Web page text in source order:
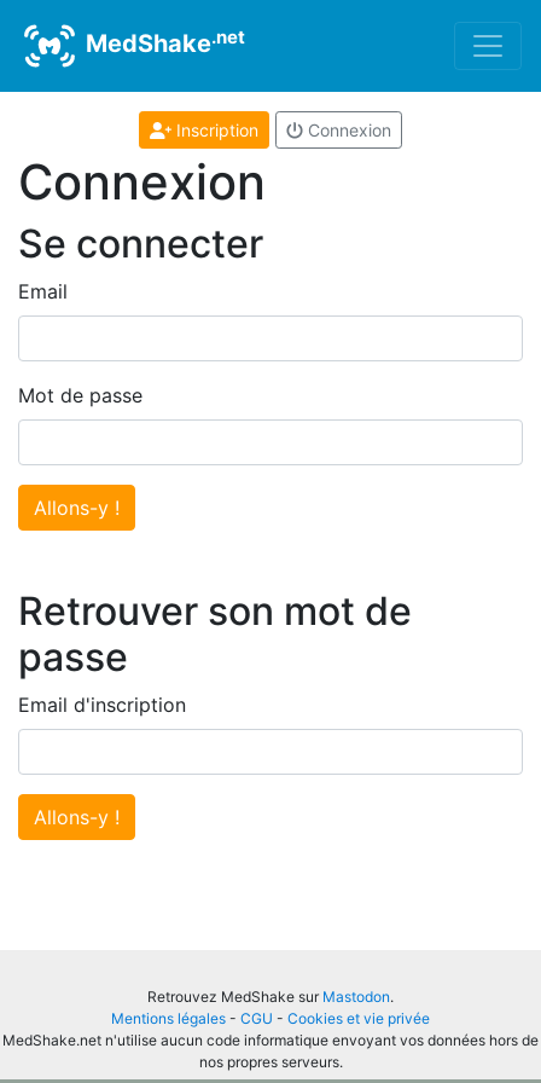
MedShake.net
Inscription Connexion
Connexion
Se connecter
Email
Mot de passe
Allons-y !
Retrouver son mot de
passe
Email d'inscription
Allons-y !
Retrouvez MedShake sur Mastodon.
Mentions légales - CGU - Cookies et vie privée
MedShake.net n'utilise aucun code informatique envoyant vos données hors de
nos propres serveurs.